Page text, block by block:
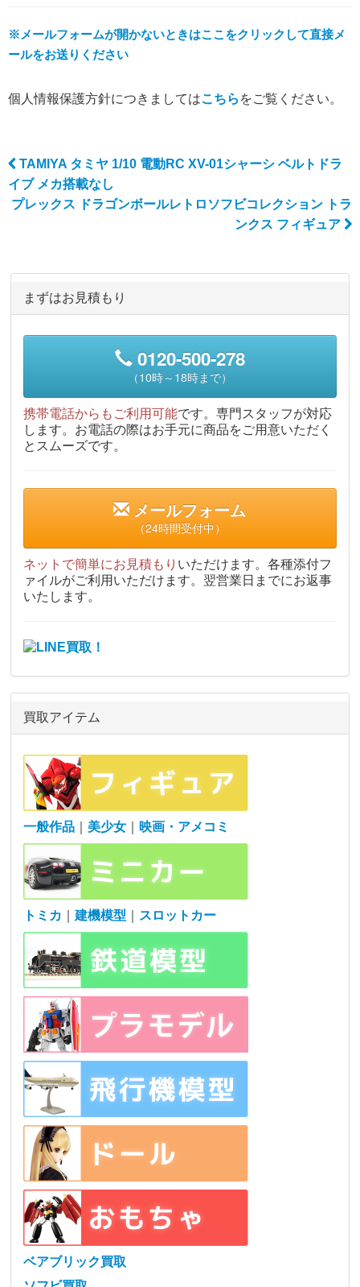
※メールフォームが開かないときはここをクリックして直接メ
ールをお送りください
個人情報保護方針につきましてはこちら をご覧ください。
Post navigation
TAMIYA タミヤ 1/10 電動RC XV-01シャーシ ベルトドラ
イブ メカ搭載なし
プレックス ドラゴンボールレトロソフビコレクション トラ
ンクス フィギュア
まずはお見積もり
0120-500-278
（10時～18時まで）
携帯電話からもご利用可能です。専門スタッフが対応
します。お電話の際はお手元に商品をご用意いただく
とスムーズです。
メールフォーム
（24時間受付中）
ネットで簡単にお見積もり いただけます。各種添付フ
ァイルがご利用いただけます。翌営業日までにお返事
いたします。
買取アイテム
一般作品 美少女 映画・アメコミ
トミカ ｜建機模型 スロットカー
ベアブリック買取